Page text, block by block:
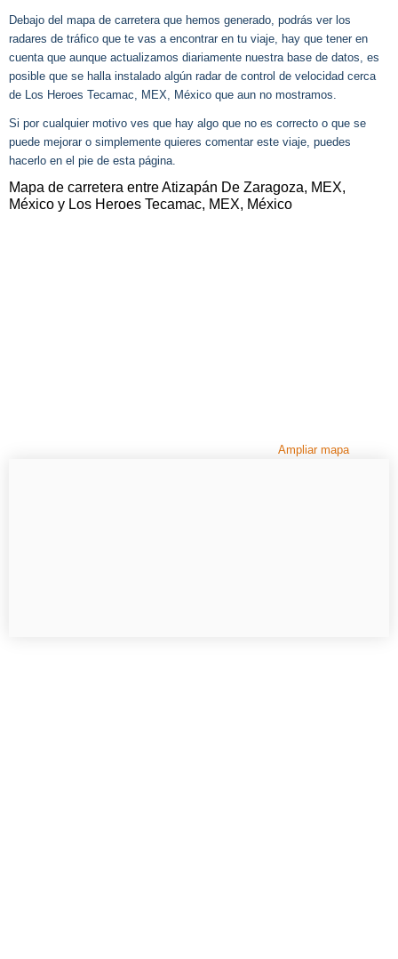
Debajo del mapa de carretera que hemos generado, podrás ver los
radares de tráfico que te vas a encontrar en tu viaje, hay que tener en
cuenta que aunque actualizamos diariamente nuestra base de datos, es
posible que se halla instalado algún radar de control de velocidad cerca
de Los Heroes Tecamac, MEX, México que aun no mostramos.
Si por cualquier motivo ves que hay algo que no es correcto o que se
puede mejorar o simplemente quieres comentar este viaje, puedes
hacerlo en el pie de esta página.
Mapa de carretera entre Atizapán De Zaragoza, MEX,
México y Los Heroes Tecamac, MEX, México
Ampliar mapa